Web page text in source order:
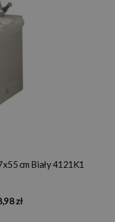
cm Biały 4121K1
zł